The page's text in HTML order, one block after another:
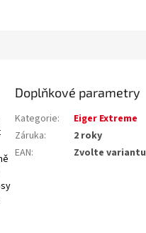
Doplňkové parametry
Kategorie:
Eiger Extreme
Záruka:
2 roky
EAN: Zvolte variantu